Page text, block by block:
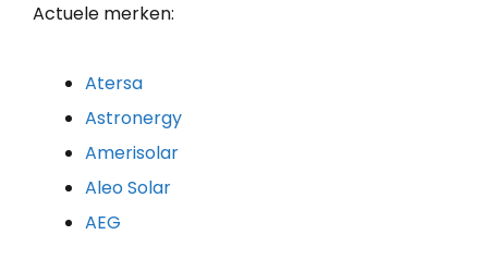
Actuele merken:
Atersa
Astronergy
Amerisolar
Aleo Solar
AEG